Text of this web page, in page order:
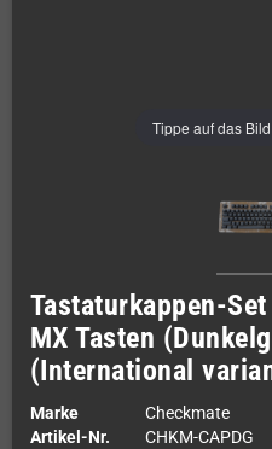
Tippe auf das
Tastaturkappen-
MX Tasten
(International
Marke
Checkmate
Artikel-Nr.
CHKM-CAPDG